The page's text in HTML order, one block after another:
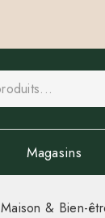
Magasins
Maison & Bien-